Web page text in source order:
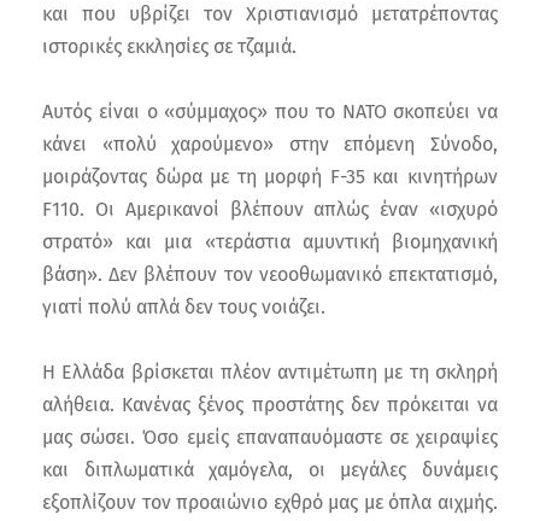
και που υβρίζει τον Χριστιανισμό μετατρέποντας
ιστορικές εκκλησίες σε τζαμιά.
Αυτός είναι ο «σύμμαχος» που το ΝΑΤΟ σκοπεύει να
κάνει «πολύ χαρούμενο» στην επόμενη Σύνοδο,
μοιράζοντας δώρα με τη μορφή F-35 και κινητήρων
F110. Οι Αμερικανοί βλέπουν απλώς έναν «ισχυρό
στρατό» και μια «τεράστια αμυντική βιομηχανική
βάση». Δεν βλέπουν τον νεοοθωμανικό επεκτατισμό,
γιατί πολύ απλά δεν τους νοιάζει.
Η Ελλάδα βρίσκεται πλέον αντιμέτωπη με τη σκληρή
αλήθεια. Κανένας ξένος προστάτης δεν πρόκειται να
μας σώσει. Όσο εμείς επαναπαυόμαστε σε χειραψίες
και διπλωματικά χαμόγελα, οι μεγάλες δυνάμεις
εξοπλίζουν τον προαιώνιο εχθρό μας με όπλα αιχμής.